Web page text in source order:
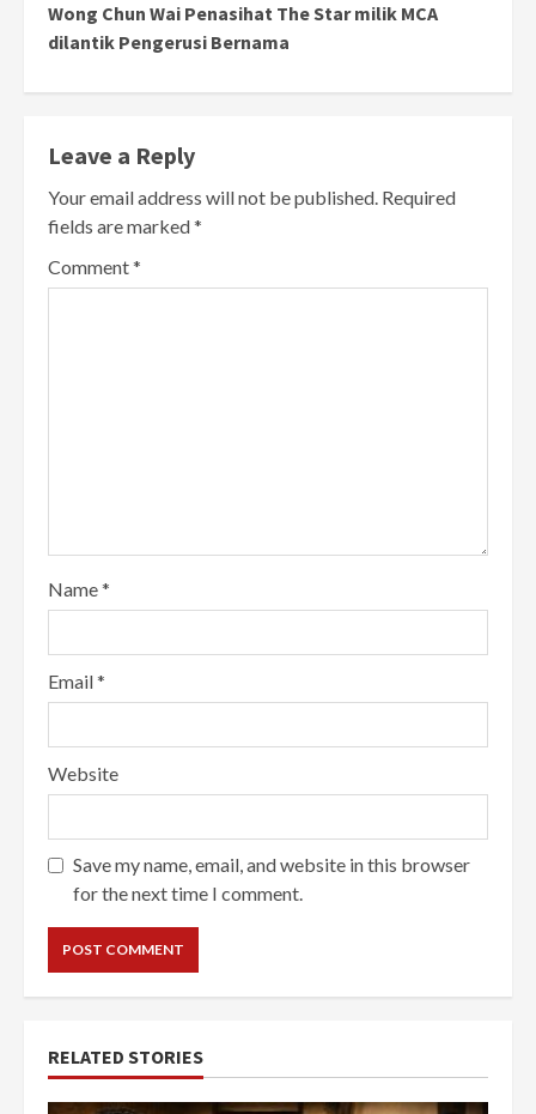
Wong Chun Wai Penasihat The Star milik MCA
dilantik Pengerusi Bernama
Leave a Reply
Your email address will not be published. Required
fields are marked*
Comment*
Name*
Email*
Website
Save my name, email, and website in this browser
for the next time I comment.
RELATED STORIES